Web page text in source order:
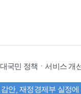
국민 정책ㆍ서비스 개
안, 재정경제부 실정